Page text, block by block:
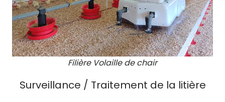
Filière Volaille de chair
Surveillance / Traitement de la litière